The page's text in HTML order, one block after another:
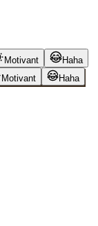
Motivant
Haha
Motivant
Haha